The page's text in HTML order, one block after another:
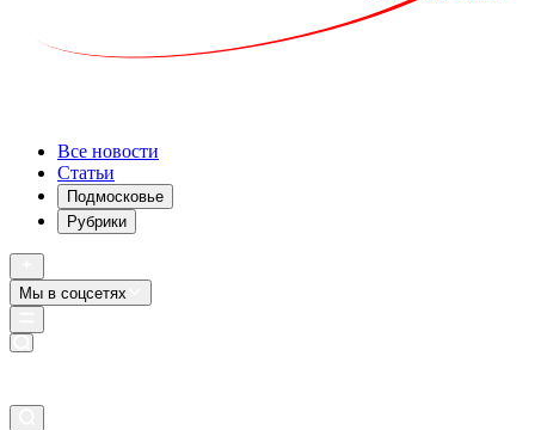
Все новости
Статьи
Подмосковье
Рубрики
Мы в соцсетях